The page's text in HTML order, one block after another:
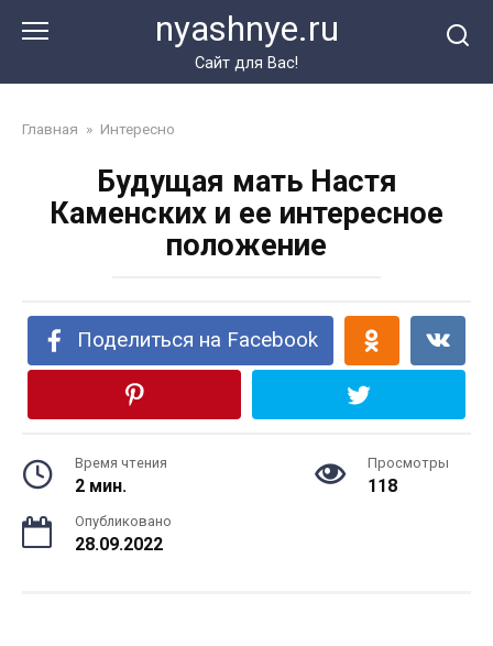
nyashnye.ru
Сайт для Вас!
Главная » Интересно
Будущая мать Настя
Каменских и ее интересное
положение
Поделиться на Facebook
Время чтения
2 мин.
Просмотры
118
Опубликовано
28.09.2022